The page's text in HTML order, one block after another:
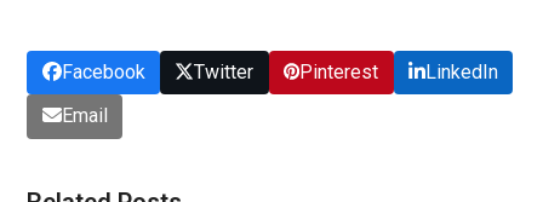
Facebook Twitter Pinterest
LinkedIn
Email